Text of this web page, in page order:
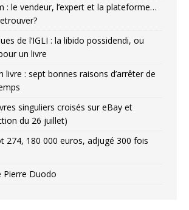
: le vendeur, l’expert et la plateforme…
de l’IGLI : la libido possidendi, ou
un livre
livre : sept bonnes raisons d’arrêter de
singuliers croisés sur eBay et
du 26 juillet)
274, 180 000 euros, adjugé 300 fois
Pierre Duodo